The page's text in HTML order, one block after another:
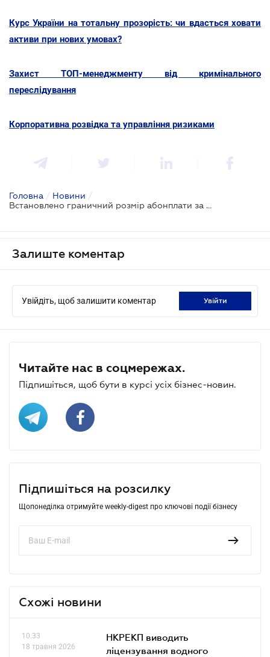
Курс України на тотальну прозорість: чи вдасться ховати
активи при нових умовах?
Захист ТОП-менеджменту від кримінального
переслідування
Корпоративна розвідка та управління ризиками
Головна / Новини /
Встановлено граничний розмір абонплати за комунальні послуги в багатоповерхівках
Залиште коментар
Увійдіть, щоб залишити коментар увійти
Читайте нас в соцмережах.
Підпишіться, щоб бути в курсі усіх бізнес-новин.
Підпишіться на розсилку
Щопонеділка отримуйте weekly-digest про ключові події бізнесу
Схожі новини
10.33
18 травня 2026
НКРЕКП виводить
ліцензування водного